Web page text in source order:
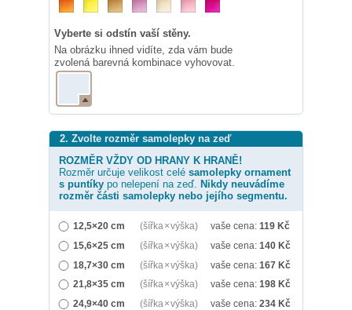
Vyberte si odstín vaší stěny.
Na obrázku ihned vidíte, zda vám bude
zvolená barevná kombinace vyhovovat.
2. Zvolte rozměr samolepky na zeď
ROZMĚR VŽDY OD HRANY K HRANĚ!
Rozměr určuje velikost celé samolepky ornament
s puntíky po nelepení na zeď. Nikdy neuvádíme
rozměr části samolepky nebo jejího segmentu.
12,5×20 cm (šířka × výška) vaše cena: 119 Kč
15,6×25 cm
(šířka × výška) vaše cena: 140 Kč
18,7×30 cm
(šířka × výška) vaše cena: 167 Kč
21,8×35 cm
(šířka × výška) vaše cena: 198 Kč
24,9×40 cm
(šířka × výška) vaše cena: 234 Kč